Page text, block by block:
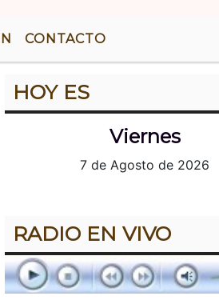
CONTACTO
HOY ES
Viernes
7 de Agosto de 2026
RADIO EN VIVO